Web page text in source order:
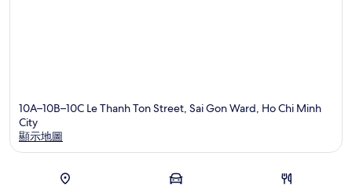
10A–10B–10C Le Thanh Ton Street, Sai Gon Ward, Ho Chi Minh
City
顯示地圖